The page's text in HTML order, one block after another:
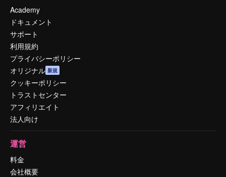
Academy
ドキュメント
サポート
利用規約
プライバシーポリシー
オリジナル 新規
クッキーポリシー
トラストセンター
アフィリエイト
法人向け
運営
料金
会社概要